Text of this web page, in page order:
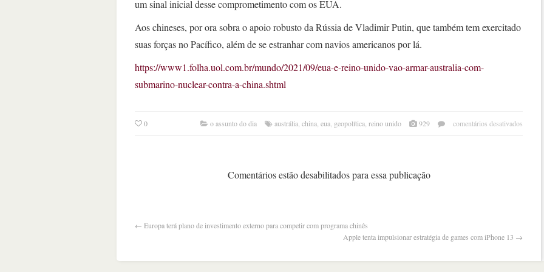
um sinal inicial desse comprometimento com os EUA.
Aos chineses, por ora sobra o apoio robusto da Rússia de Vladimir Putin, que também tem exercitado
suas forças no Pacífico, além de se estranhar com navios americanos por lá.
https://www1.folha.uol.com.br/mundo/2021/09/eua-e-reino-unido-vao-armar-australia-com-
submarino-nuclear-contra-a-china.shtml
0 o assunto do dia austrália, china, eua, geopolítica, reino unido 929 comentários desativados
a
Comentários estão desabilitados para essa publicação
← Europa terá plano de investimento externo para competir com programa chinês
Apple tenta impulsionar estratégia de games com iPhone 13 →